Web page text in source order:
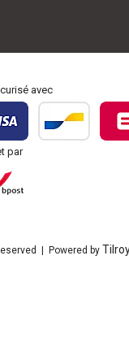
avec
par
| Powered by